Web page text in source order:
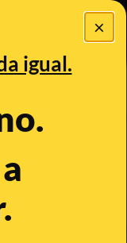
×
igual.
Bulos Ceuta
PREBUNKING